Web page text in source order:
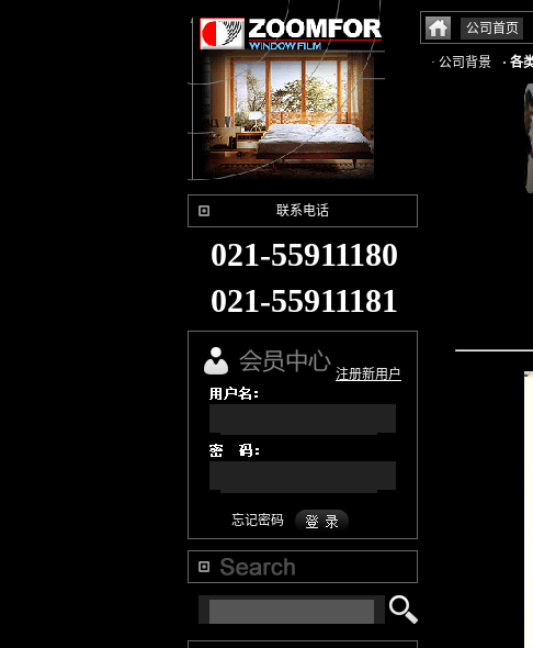
公司首页
· 公司背景 · 各
联系电话
021-55911180
021-55911181
注册新用户
忘记密码